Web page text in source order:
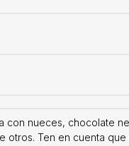
con nueces, chocolate
otros. Ten en cuenta